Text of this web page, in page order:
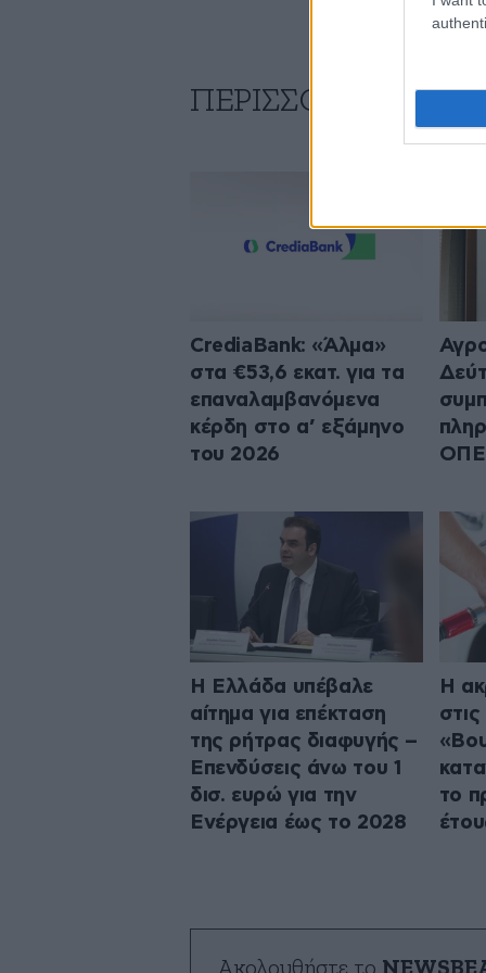
ΠΕΡΙΣΣΟΤΕΡΑ
CrediaBank: «Άλμα»
στα €53,6 εκατ. για τα
επαναλαμβανόμενα
κέρδη στο α’ εξάμηνο
του 2026
Η Ελλάδα υπέβαλε
αίτημα για επέκταση
της ρήτρας διαφυγής –
Επενδύσεις άνω του 1
δισ. ευρώ για την
Ενέργεια έως το 2028
Η
το
Ακολουθήστε το